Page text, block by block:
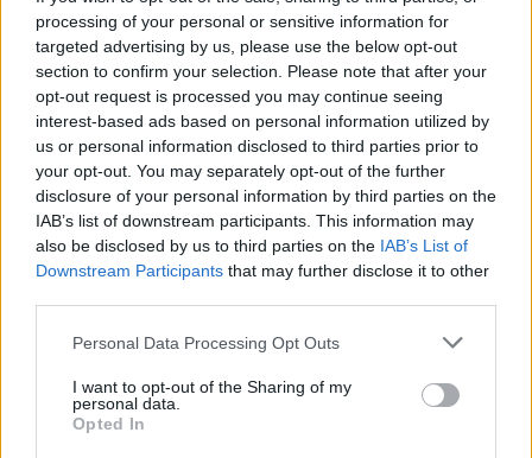
processing of your personal or sensitive information for
targeted advertising by us, please use the below opt-out
section to confirm your selection. Please note that after your
opt-out request is processed you may continue seeing
interest-based ads based on personal information utilized by
us or personal information disclosed to third parties prior to
your opt-out. You may separately opt-out of the further
disclosure of your personal information by third parties on the
IAB’s list of downstream participants. This information may
also be disclosed by us to third parties on the IAB’s List of
Downstream Participants that may further disclose it to other
Personal Data Processing Opt Outs
I want to opt-out of the Sharing of my
personal data.
Opted In
BUTLLETÍINFORMATIU
Per estar sempre informat de les notícies del
Memorial i rebre cada mes la programació.
SUBSCRIU-TE AL BUTLLETÍ